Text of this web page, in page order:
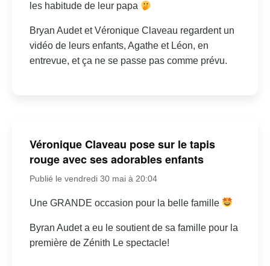
les habitude de leur papa
Bryan Audet et Véronique Claveau regardent un
vidéo de leurs enfants, Agathe et Léon, en
entrevue, et ça ne se passe pas comme prévu.
Véronique Claveau pose sur le tapis
rouge avec ses adorables enfants
Publié le vendredi 30 mai à 20:04
Une GRANDE occasion pour la belle famille
Byran Audet a eu le soutient de sa famille pour la
première de Zénith Le spectacle!